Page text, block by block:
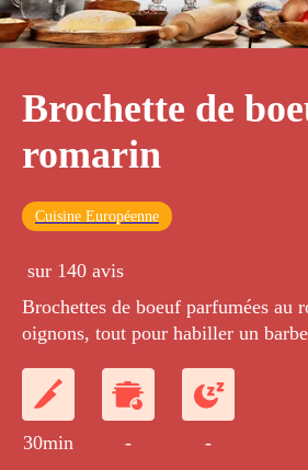
Brochette de
romarin
Cuisine Européenne
sur 140 avis
Brochettes de boeuf parfumées au
oignons, tout pour habiller un
30min - -